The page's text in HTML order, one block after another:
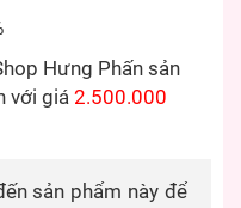
Hưng Phấn sản
với giá 2.500.000
sản phẩm này để